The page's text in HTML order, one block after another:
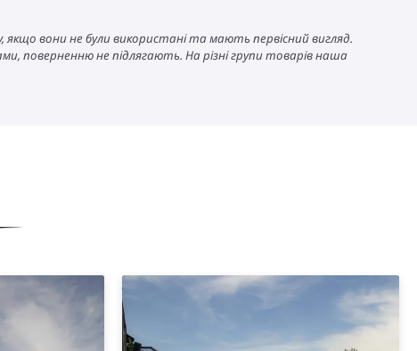
вони не були використані та мають первісний вигляд.
поверненню не підлягають. На різні групи товарів наша